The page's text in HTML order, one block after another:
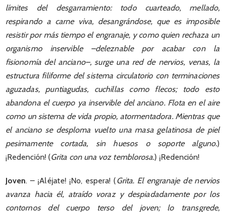
límites del desgarramiento: todo cuarteado, mellado,
respirando a carne viva, desangrándose, que es imposible
resistir por más tiempo el engranaje, y como quien rechaza un
organismo inservible –deleznable por acabar con la
fisionomía del anciano–, surge una red de nervios, venas, la
estructura filiforme del sistema circulatorio con terminaciones
aguzadas, puntiagudas, cuchillas como flecos; todo esto
abandona el cuerpo ya inservible del anciano. Flota en el aire
como un sistema de vida propio, atormentadora. Mientras que
el anciano se desploma vuelto una masa gelatinosa de piel
pesimamente cortada, sin huesos o soporte alguno.)
¡Redención! (Grita con una voz temblorosa.) ¡Redención!
Joven. – ¡Aléjate! ¡No, espera! (Grita. El engranaje de nervios
avanza hacia él, atraído voraz y despiadadamente por los
contornos del cuerpo terso del joven; lo transgrede,